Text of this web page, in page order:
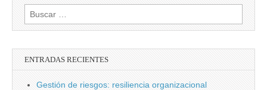
Buscar:
ENTRADAS RECIENTES
Gestión de riesgos: resiliencia organizacional